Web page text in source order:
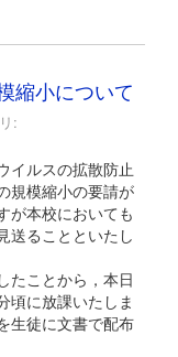
縮小について
:
イルスの拡散防止
規模縮小の要請が
が本校においても
送ることといたし
たことから，本日
頃に放課いたしま
生徒に文書で配布